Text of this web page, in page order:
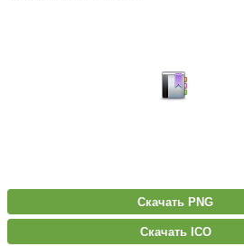
Скачать PNG
Скачать ICO